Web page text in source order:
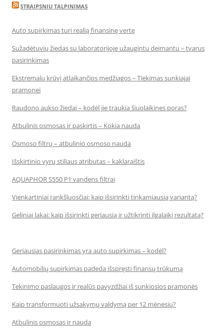
STRAIPSNIU TALPINIMAS
Auto supirkimas turi realią finansinę vertę
Sužadėtuvių žiedas su laboratorijoje užaugintu deimantu – tvarus
pasirinkimas
Ekstremalų krūvį atlaikančios medžiagos – Tiekimas sunkiajai
pramonei
Raudono aukso žiedai – kodėl jie traukia šiuolaikines poras?
Atbulinis osmosas ir paskirtis – Kokia nauda
Osmoso filtrų – atbulinio osmoso nauda
Išskirtinio vyrų stiliaus atributas – kaklaraištis
AQUAPHOR S550 P1 vandens filtrai
Vienkartiniai rankšluosčiai: kaip išsirinkti tinkamiausią variantą?
Geliniai lakai: kaip išsirinkti geriausią ir užtikrinti ilgalaikį rezultatą?
Geriausias pasirinkimas yra auto supirkimas – kodėl?
Automobilių supirkimas padeda išspręsti finansų trūkumą
Tekinimo paslaugos ir realūs pavyzdžiai iš sunkiosios pramonės
Kaip transformuoti užsakymų valdymą per 12 mėnesių?
Atbulinis osmosas ir nauda